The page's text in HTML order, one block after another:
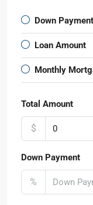
Down Payment
Loan Amount
Monthly
Total Amount
$
Down Payment
%